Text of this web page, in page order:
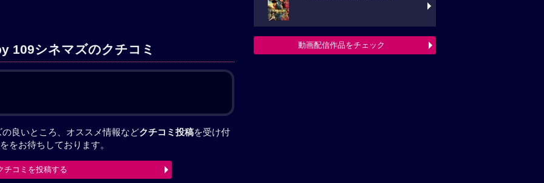
109シネマズのクチコミ
良いところ、オススメ情報などクチコミ投稿を受け付
ををお待ちしております。
チコミを投稿する
動画配信作品をチェック